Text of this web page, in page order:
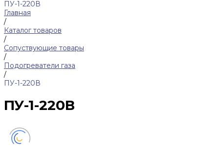
ПУ-1-220В
Главная
/
Каталог товаров
/
Сопуствующие товары
/
Подогреватели газа
/
ПУ-1-220В
ПУ-1-220В